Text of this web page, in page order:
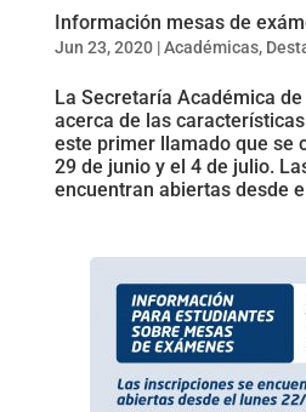
Información mesas de
Jun 23, 2020|Académicas,
La Secretaría Académica
acerca de las
este primer llamado que se
29 de junio y el 4 de julio.
encuentran abiertas desde